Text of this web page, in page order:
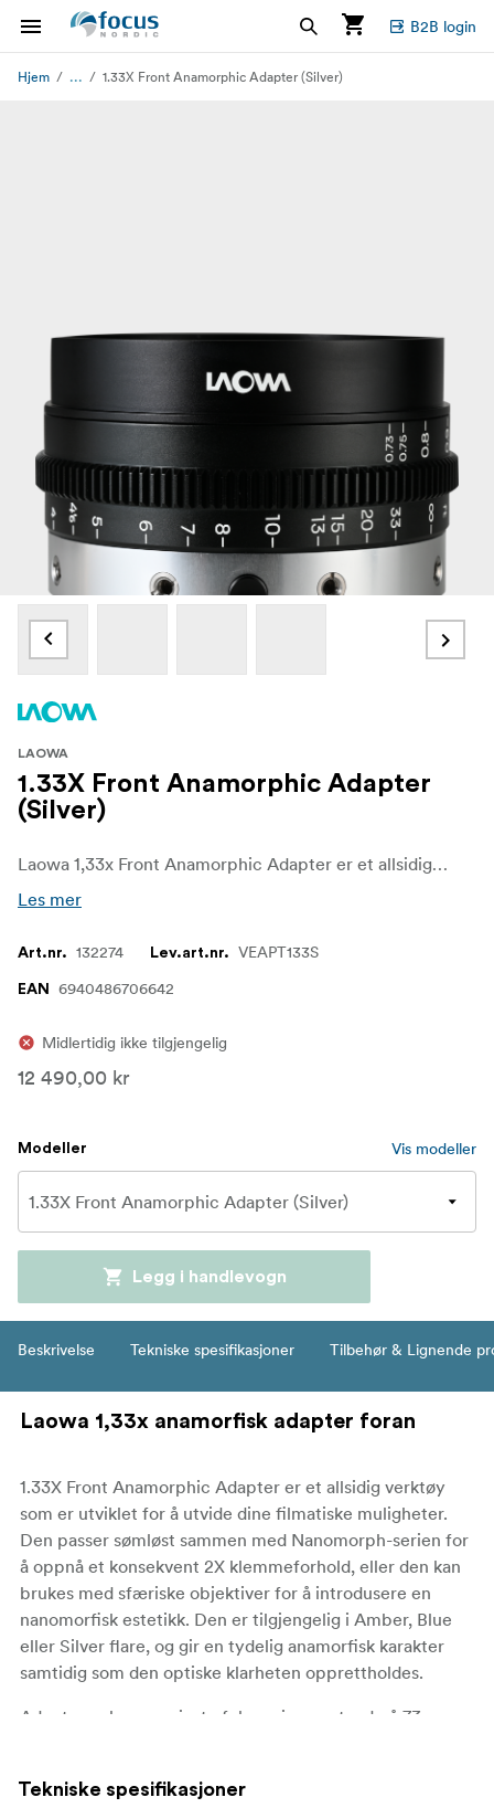
B2B login
Hjem ... 1.33X Front Anamorphic Adapter (Silver)
LAOWA
1.33X Front Anamorphic Adapter
(Silver)
Laowa 1,33x Front Anamorphic Adapter er et allsidig tilbehør som er utviklet for å forbedre filmopplevelsen. Når den brukes sammen med Laowa Nanomorph-objektiver, oppnår den et konsekvent 2x squeeze-forhold, noe som er ideelt for å skape widescreen-bilder på 4:3- eller 6:5-sensorer. I tillegg kan denne adapteren brukes med sfæriske objektiver for å gi et karakteristisk anamorfisk preg. Den er tilgjengelig med gult, blått og sølvfarget bluss, slik at filmskapere kan velge den estetikken som passer best til stemningen og tonen i prosjektet.
Les mer
Art.nr. 132274 Lev.art.nr. VEAPT133S
EAN 6940486706642
Midlertidig ikke tilgjengelig
12 490,00 kr
Modeller Vis modeller
Legg i handlevogn
Beskrivelse Tekniske spesifikasjoner Tilbehør & Lignende
Laowa 1,33x anamorfisk adapter foran
1.33X Front Anamorphic Adapter er et allsidig verktøy
som er utviklet for å utvide dine filmatiske muligheter.
Den passer sømløst sammen med Nanomorph-serien for
å oppnå et konsekvent 2X klemmeforhold, eller den kan
brukes med sfæriske objektiver for å introdusere en
nanomorfisk estetikk. Den er tilgjengelig i Amber, Blue
eller Silver flare, og gir en tydelig anamorfisk karakter
samtidig som den optiske klarheten opprettholdes.
Adapteren har en minste fokuseringsavstand på 73 cm,
gjenger, noe som gjør det enkelt å tilpasse den til ulike
Tekniske spesifikasjoner